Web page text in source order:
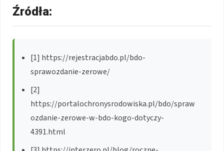
Źródła:
[1] https://rejestracjabdo.pl/bdo-
sprawozdanie-zerowe/
[2]
https://portalochronysrodowiska.pl/bdo/spraw
ozdanie-zerowe-w-bdo-kogo-dotyczy-
4391.html